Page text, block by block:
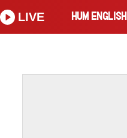
HUM ENGLISH
LIVE